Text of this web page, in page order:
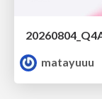
matayuuu